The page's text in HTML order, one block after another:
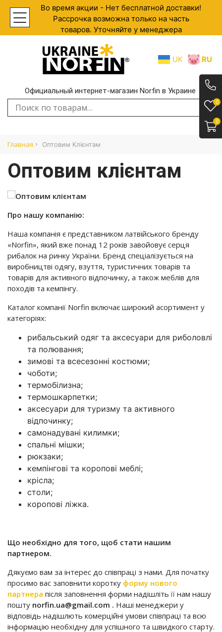
Во время акции - Нет бесплатной доставки!
Рассрочка возможна только на часть
товаров. Уточняйте у менеджера
UK RU
Официальный интернет-магазин Norfin в Украине
Искать:
Главная Оптовим Клієнтам
0
0
Оптовим клієнтам
Про нашу компанію:
Наша компанія є представником латвійського бренду
«Norfin», який вже понад 12 років завойовує серця
рибалок на ринку України. Бренд спеціалізується на
виробництві одягу, взуття, туристичних товарів та
товарів для активного відпочинку, а також меблів для
походів та кемпінгу.
Каталог компанії Norfin включає широкий асортимент у
категоріях:
рибальський одяг та аксесуари для риболовлі
та полювання;
зимові та всесезонні костюми;
чоботи;
термобілизна;
термошкарпетки;
аксесуари для туризму та активного
відпочинку;
самонадувані килимки;
спальні мішки;
рюкзаки;
кемпінгові та коропові меблі;
крісла;
столи;
коропові ліжка.
Що необхідно для того, щоб стати нашим
партнером.
Дякуємо вам за інтерес до співпраці з нами. Для початку
просимо вас заповнити коротку форму нового
партнера після заповнення форми надішліть її нам нашу
пошту norfin.ua@gmail.com . Наші менеджери у
відповідь надішлють комерційні умови співпраці та всю
інформацію необхідну для успішного та швидкого старту.